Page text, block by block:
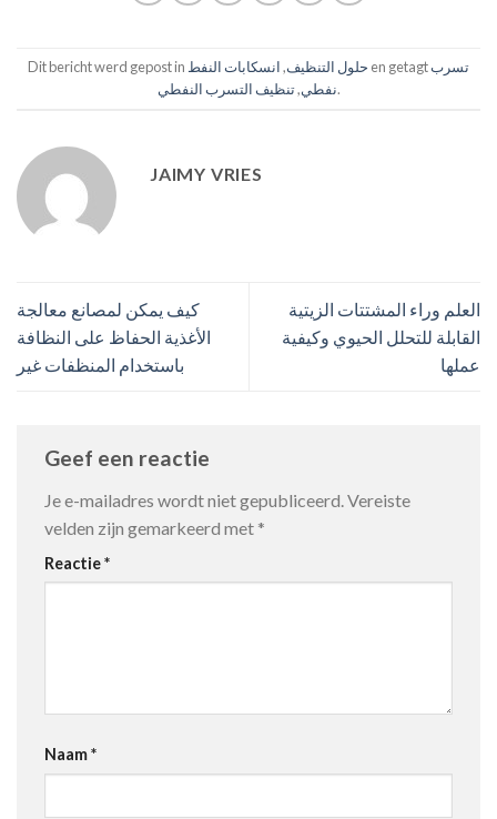
Dit bericht werd gepost in حلول التنظيف,انسكابات النفط en getagtتسرب
نفطي,تنظيف التسرب النفطي .
JAIMY VRIES
كيف يمكن لمصانع معالجة
الأغذية الحفاظ على النظافة
باستخدام المنظفات غير
العلم وراء المشتتات الزيتية
القابلة للتحلل الحيوي وكيفية
عملها
Geef een reactie
Je e-mailadres wordt niet gepubliceerd. Vereiste
velden zijn gemarkeerd met *
Reactie*
Naam*